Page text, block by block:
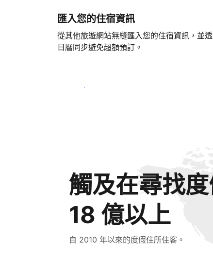
匯入您的住宿資訊
從其他旅遊網站無縫匯入您的住宿資訊，並
日曆同步避免超額預訂。
立即開始吧
觸及在尋找
18 億以上
自 2010 年以來的度假住所住客。